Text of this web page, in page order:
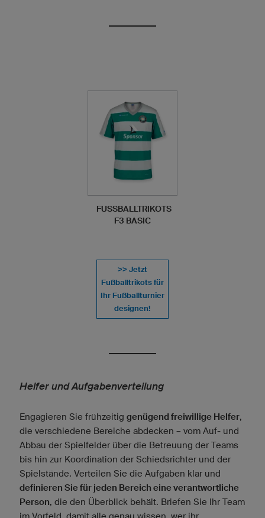
FUSSBALLTRIKOTS F
3 BASIC
>> Jetzt
Fußballtrikots für
Ihr Fußballturnier
designen!
Helfer und Aufgabenverteilung
Engagieren Sie frühzeitig genügend freiwillige Helfer,
die verschiedene Bereiche abdecken – vom Auf- und
Abbau der Spielfelder über die Betreuung der Teams
bis hin zur Koordination der Schiedsrichter und der
Spielstände. Verteilen Sie die Aufgaben klar und
definieren Sie für jeden Bereich eine verantwortliche
Person, die den Überblick behält. Briefen Sie Ihr Team
im Vorfeld, damit alle genau wissen, wer ihr